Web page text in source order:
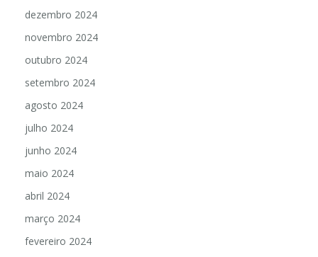
dezembro 2024
novembro 2024
outubro 2024
setembro 2024
agosto 2024
julho 2024
junho 2024
maio 2024
abril 2024
março 2024
fevereiro 2024